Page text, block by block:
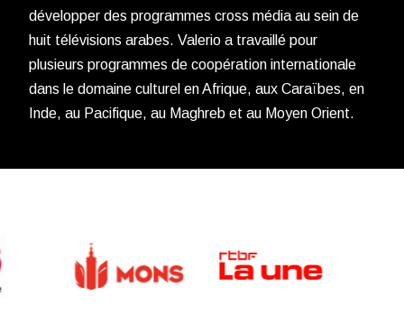
développer des programmes cross média au sein de
huit télévisions arabes. Valerio a travaillé pour
plusieurs programmes de coopération internationale
dans le domaine culturel en Afrique, aux Caraïbes, en
Inde, au Pacifique, au Maghreb et au Moyen Orient.